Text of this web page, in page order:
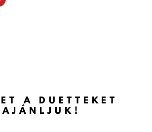
A DUETTEKET
AJÁNLJUK!